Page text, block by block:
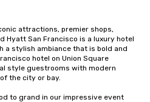
attractions, premier shops,
Hyatt San Francisco is a luxury hotel
a stylish ambiance that is bold and
hotel on Union Square
style guestrooms with modern
the city or bay.
to grand in our impressive event